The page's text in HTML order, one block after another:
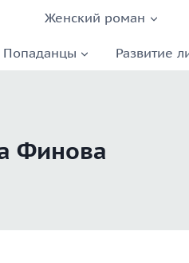
Женский роман
Попаданцы Развитие
Финова